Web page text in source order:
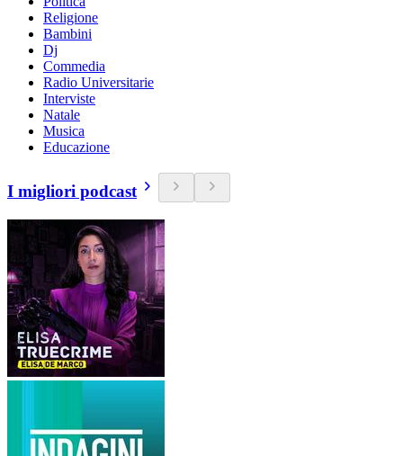
Religione
Bambini
Dj
Commedia
Radio Universitarie
Interviste
Natale
Musica
Educazione
I migliori podcast